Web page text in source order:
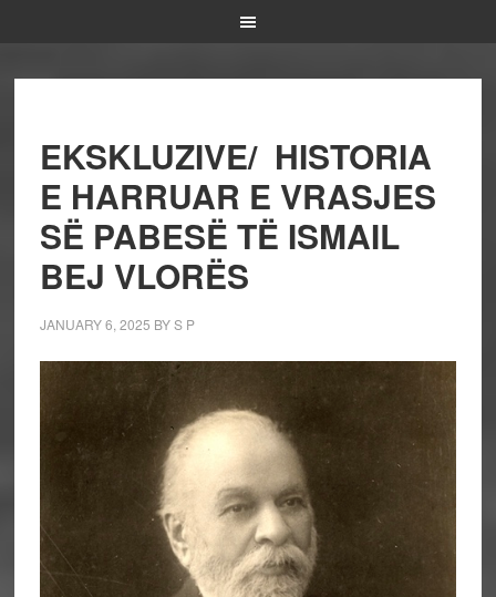
EKSKLUZIVE/ HISTORIA
E HARRUAR E VRASJES
SË PABESË TË ISMAIL
BEJ VLORËS
JANUARY 6, 2025 BYS P